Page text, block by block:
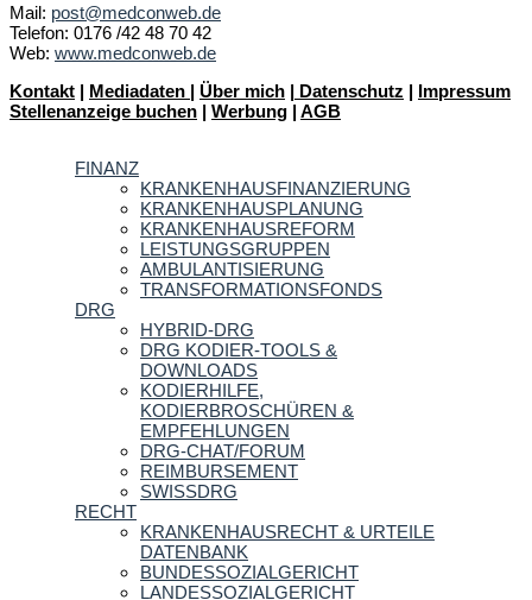
Mail: post@medconweb.de
Telefon: 0176 /42 48 70 42
Web: www.medconweb.de
Kontakt | Mediadaten | Über mich | Datenschutz | Impressum
Stellenanzeige buchen | Werbung | AGB
FINANZ
KRANKENHAUSFINANZIERUNG
KRANKENHAUSPLANUNG
KRANKENHAUSREFORM
LEISTUNGSGRUPPEN
AMBULANTISIERUNG
TRANSFORMATIONSFONDS
DRG
HYBRID-DRG
DRG KODIER-TOOLS &
DOWNLOADS
KODIERHILFE,
KODIERBROSCHÜREN &
EMPFEHLUNGEN
DRG-CHAT/FORUM
REIMBURSEMENT
SWISSDRG
RECHT
KRANKENHAUSRECHT & URTEILE
DATENBANK
BUNDESSOZIALGERICHT
LANDESSOZIALGERICHT